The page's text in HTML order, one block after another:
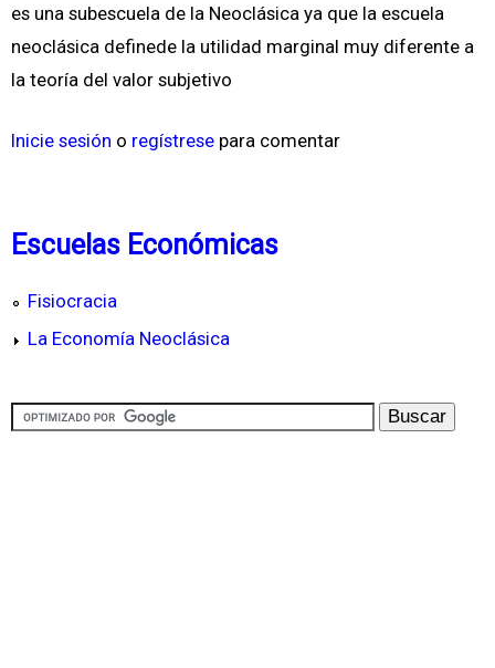
es una subescuela de la Neoclásica ya que la escuela
neoclásica definede la utilidad marginal muy diferente a
la teoría del valor subjetivo
Inicie sesión o regístrese para comentar
Escuelas Económicas
Fisiocracia
La Economía Neoclásica